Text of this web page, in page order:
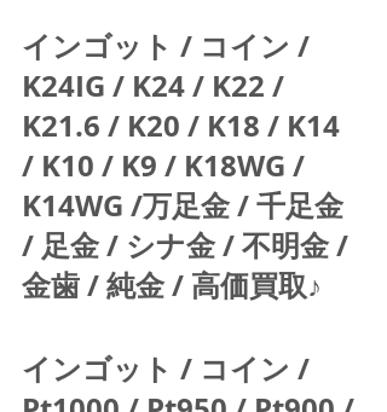
インゴット / コイン /
K24IG / K24 / K22 /
K21.6 / K20 / K18 / K14
/ K10 / K9 / K18WG /
K14WG /万足金 / 千足金
/ 足金 / シナ金 / 不明金 /
金歯 / 純金 / 高価買取♪
インゴット / コイン /